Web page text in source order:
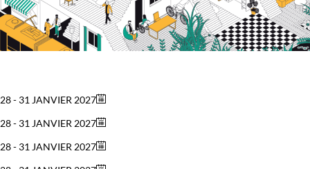
28 - 31 JANVIER 2027
28 - 31 JANVIER 2027
28 - 31 JANVIER 2027